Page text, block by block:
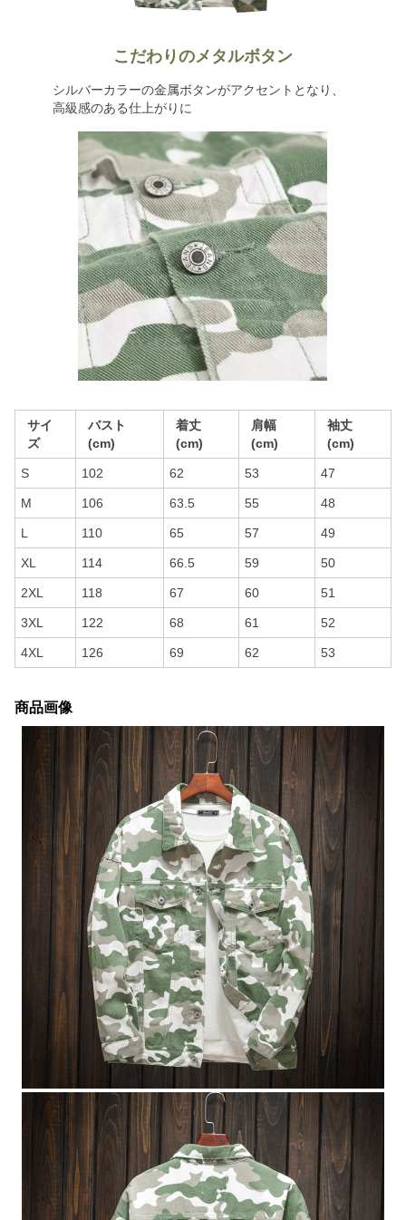
こだわりのメタルボタン
シルバーカラーの金属ボタンがアクセントとなり、
高級感のある仕上がりに
サイ
ズ
バスト
(cm)
着丈
(cm)
肩幅
(cm)
袖丈
(cm)
S 102 62 53 47
M 106 63.5 55 48
L 110 65 57 49
XL 114 66.5 59 50
2XL 118 67 60 51
3XL 122 68 61 52
4XL 126 69 62 53
商品画像